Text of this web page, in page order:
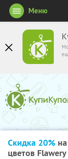
Меню
Скидка 20%
цветов Flawery